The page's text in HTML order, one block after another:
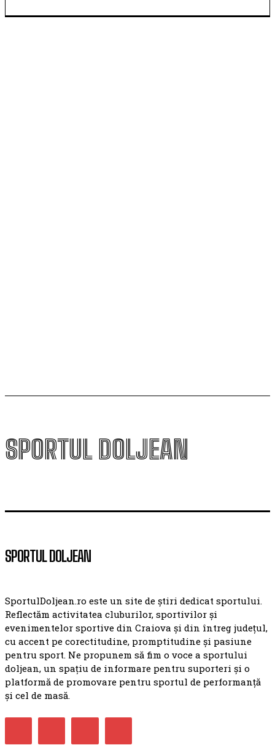
SPORTUL DOLJEAN
SPORTUL DOLJEAN
SportulDoljean.ro este un site de știri dedicat sportului.
Reflectăm activitatea cluburilor, sportivilor și
evenimentelor sportive din Craiova și din întreg județul,
cu accent pe corectitudine, promptitudine și pasiune
pentru sport. Ne propunem să fim o voce a sportului
doljean, un spațiu de informare pentru suporteri și o
platformă de promovare pentru sportul de performanță
și cel de masă.